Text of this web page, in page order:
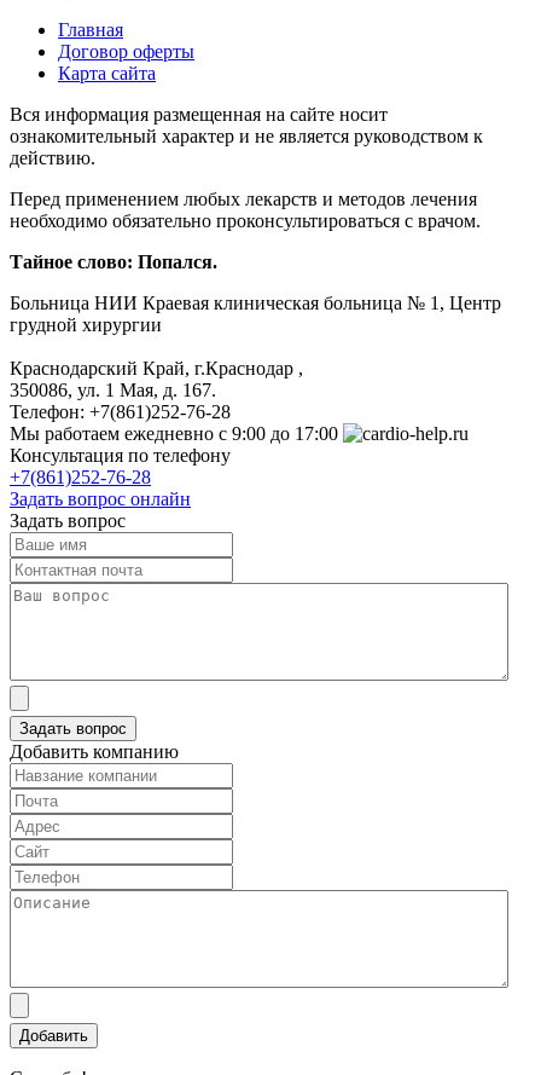
Главная
Договор оферты
Карта сайта
Вся информация размещенная на сайте носит
ознакомительный характер и не является руководством к
действию.
Перед применением любых лекарств и методов лечения
необходимо обязательно проконсультироваться с врачом.
Тайное слово: Попался.
Больница НИИ Краевая клиническая больница № 1, Центр
грудной хирургии
Краснодарский Край, г.Краснодар ,
350086, ул. 1 Мая, д. 167.
Телефон: +7(861)252-76-28
Мы работаем ежедневно с 9:00 до 17:00
Консультация по телефону
+7(861)252-76-28
Задать вопрос онлайн
Задать вопрос
Добавить компанию